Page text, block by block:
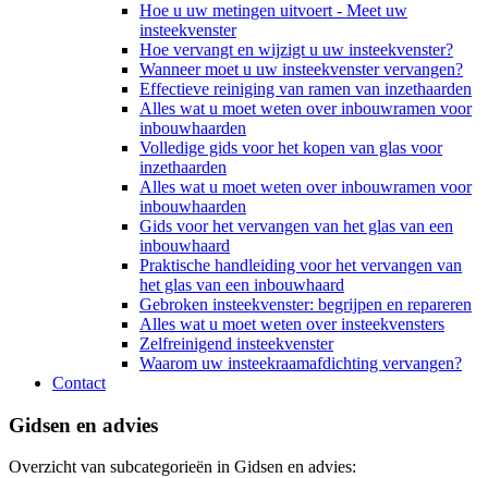
Hoe u uw metingen uitvoert - Meet uw
insteekvenster
Hoe vervangt en wijzigt u uw insteekvenster?
Wanneer moet u uw insteekvenster vervangen?
Effectieve reiniging van ramen van inzethaarden
Alles wat u moet weten over inbouwramen voor
inbouwhaarden
Volledige gids voor het kopen van glas voor
inzethaarden
Alles wat u moet weten over inbouwramen voor
inbouwhaarden
Gids voor het vervangen van het glas van een
inbouwhaard
Praktische handleiding voor het vervangen van
het glas van een inbouwhaard
Gebroken insteekvenster: begrijpen en repareren
Alles wat u moet weten over insteekvensters
Zelfreinigend insteekvenster
Waarom uw insteekraamafdichting vervangen?
Contact
Gidsen en advies
Overzicht van subcategorieën in Gidsen en advies: